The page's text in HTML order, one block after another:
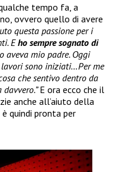
tempo fa, a
ovvero quello di avere
questa passione per i
Eho sempre sognato di
aveva mio padre. Oggi
sono iniziati…Per me
che sentivo dentro da
E ora ecco che il
anche all’aiuto della
quindi pronta per